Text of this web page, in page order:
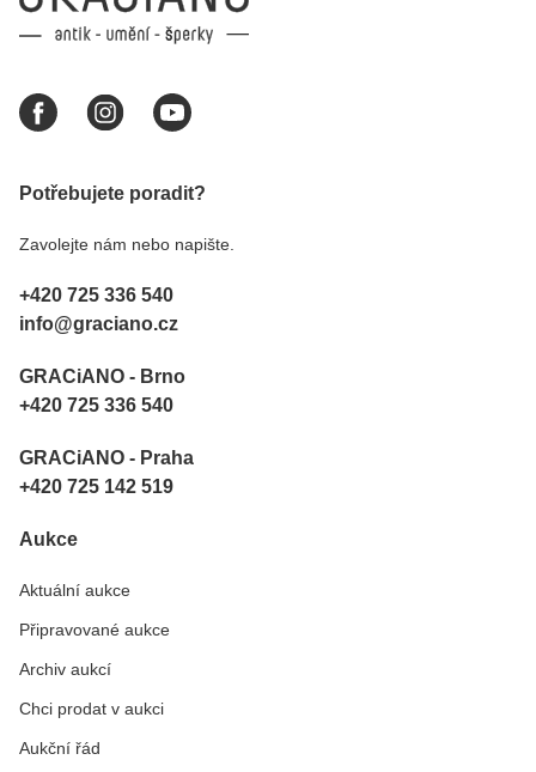
Potřebujete poradit?
Zavolejte nám nebo napište.
+420 725 336 540
info@graciano.cz
GRACiANO - Brno
+420 725 336 540
GRACiANO - Praha
+420 725 142 519
Aukce
Aktuální aukce
Připravované aukce
Archiv aukcí
Chci prodat v aukci
Aukční řád